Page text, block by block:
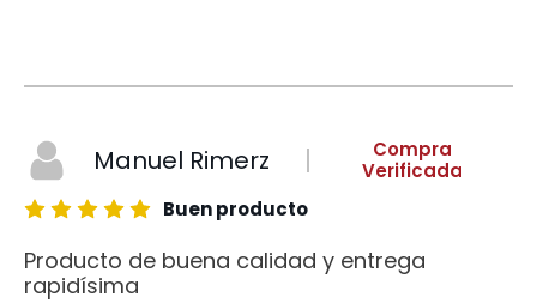
Manuel Rimerz
Compra
Verificada
Buen producto
Producto de buena calidad y entrega
rapidísima